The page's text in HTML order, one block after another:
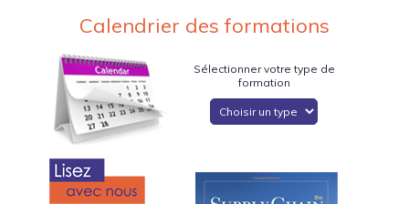
Calendrier des formations
Sélectionner votre type de
formation